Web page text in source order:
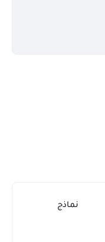
نماذج